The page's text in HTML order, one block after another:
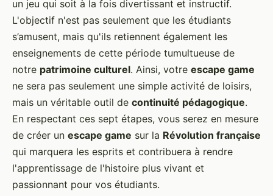
un jeu qui soit à la fois divertissant et instructif.
L'objectif n'est pas seulement que les étudiants
s’amusent, mais qu'ils retiennent également les
enseignements de cette période tumultueuse de
notre patrimoine culturel. Ainsi, votre escape game
ne sera pas seulement une simple activité de loisirs,
mais un véritable outil de continuité pédagogique.
En respectant ces sept étapes, vous serez en mesure
de créer un escape game sur la Révolution française
qui marquera les esprits et contribuera à rendre
l'apprentissage de l'histoire plus vivant et
passionnant pour vos étudiants.